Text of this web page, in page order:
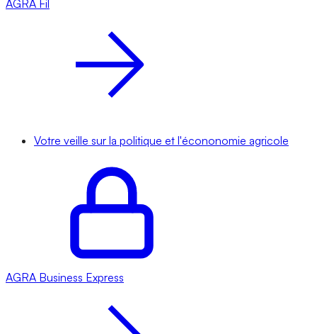
AGRA Fil
Votre veille sur la politique et l'écononomie agricole
AGRA Business Express